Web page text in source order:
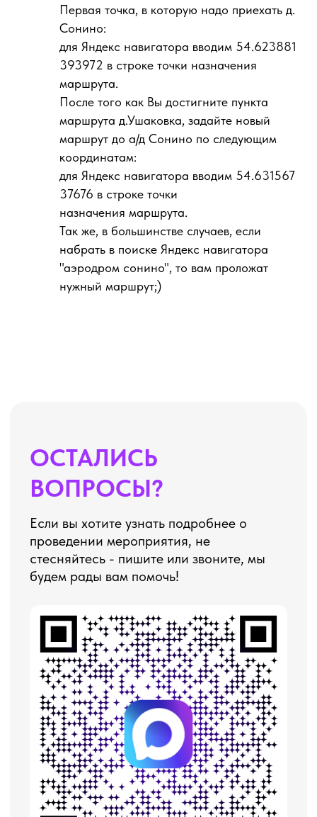
Первая точка, в которую надо приехать д.
Сонино:
для Яндекс навигатора вводим 54.623881
393972 в строке точки назначения
маршрута.
После того как Вы достигните пункта
маршрута д.Ушаковка, задайте новый
маршрут до а/д Сонино по следующим
координатам:
для Яндекс навигатора вводим 54.631567
37676 в строке точки
назначения маршрута.
Так же, в большинстве случаев, если
набрать в поиске Яндекс навигатора
"аэродром сонино", то вам проложат
нужный маршрут;)